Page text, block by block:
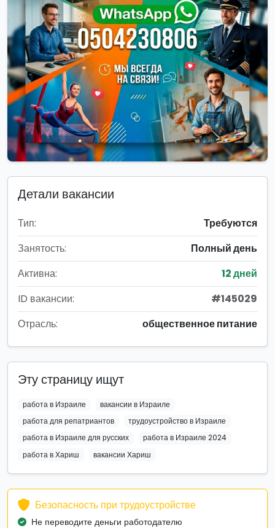
Детали вакансии
Тип:
Требуются
Занятость:
Полный день
Активна:
12 дней
ID вакансии:
#145029
Отрасль:
общественное питание
Эту страницу ищут
работа в Израиле
вакансии в Израиле
работа для репатриантов
трудоустройство в Израиле
работа в Израиле для русских
работа в Израиле 2024
работа в Хариш
вакансии Хариш
Безопасность при трудоустройстве
Не переводите деньги работодателю